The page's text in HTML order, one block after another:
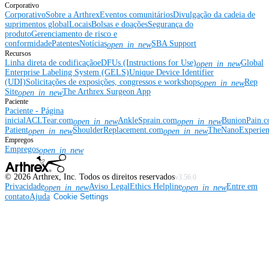
Corporativo
CorporativoSobre a ArthrexEventos comunitáriosDivulgação da cadeia de
suprimentos globalLocaisBolsas e doaçõesSegurança do
produtoGerenciamento de risco e
conformidadePatentesNotíciasopen_in_newSBA Support
Recursos
Linha direta de codificaçãoeDFUs (Instructions for Use)open_in_newGlobal
Enterprise Labeling System (GELS)Unique Device Identifier
(UDI)Solicitações de exposições, congressos e workshopsopen_in_newRep
Siteopen_in_newThe Arthrex Surgeon App
Paciente
Paciente - Página
inicial ACLTear.comopen_in_newAnkleSprain.comopen_in_new
Patientopen_in_newShoulderReplacement.comopen_in_new
Empregos
Empregosopen_in_new
© 2026 Arthrex, Inc. Todos os direitos reservadosv3.56.0
Privacidadeopen_in_newAviso LegalEthics Helplineopen_in_newEntre em
contatoAjuda Cookie Settings